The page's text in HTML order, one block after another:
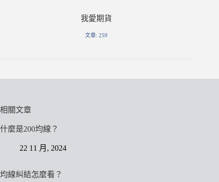
我愛期貨
文章: 259
相關文章
什麼是200均線？
22 11 月, 2024
均線糾結怎麼看？